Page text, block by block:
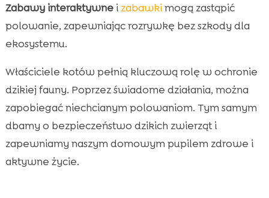
Zabawy interaktywnei zabawkimogą zastąpić
polowanie, zapewniając rozrywkę bez szkody dla
ekosystemu.
Właściciele kotów pełnią kluczową rolę w ochronie
dzikiej fauny. Poprzez świadome działania, można
zapobiegać niechcianym polowaniom. Tym samym
dbamy o bezpieczeństwo dzikich zwierząt i
zapewniamy naszym domowym pupilem zdrowe i
aktywne życie.